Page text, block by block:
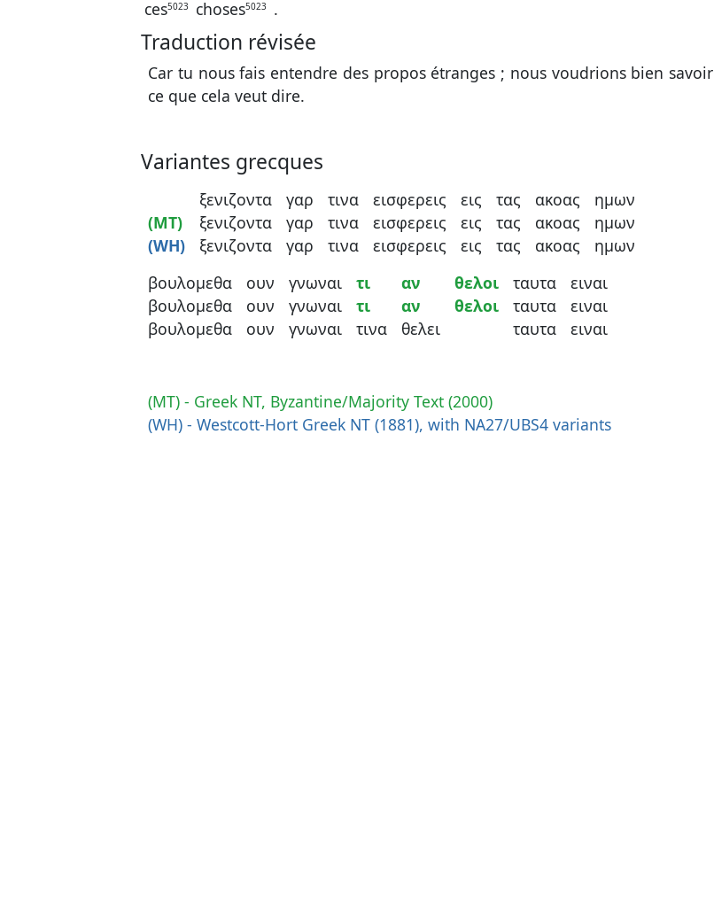
ces5023 choses5023 .
Traduction révisée
Car tu nous fais entendre des propos étranges ; nous voudrions bien savoir
ce que cela veut dire.
Variantes grecques
(MT)
(WH)
ξενιζοντα
ξενιζοντα
ξενιζοντα
γαρ
γαρ
γαρ
τινα
τινα
τινα
εισφερεις
εισφερεις
εισφερεις
εις
εις
εις
τας
τας
τας
ακοας
ακοας
ακοας
ημων
ημων
ημων
βουλομεθα
βουλομεθα
βουλομεθα
ουν
ουν
ουν
γνωναι
γνωναι
γνωναι
τι
τι
τινα
αν
αν
θελει
θελοι
θελοι
ταυτα
ταυτα
ταυτα
ειναι
ειναι
ειναι
(MT) - Greek NT, Byzantine/Majority Text (2000)
(WH) - Westcott-Hort Greek NT (1881), with NA27/UBS4 variants